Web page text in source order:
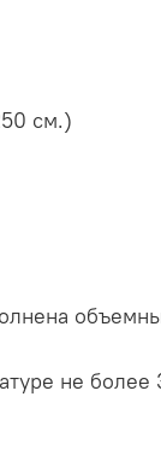
см.)
не